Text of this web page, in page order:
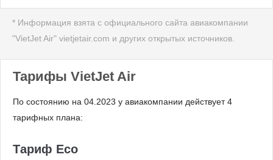
* Информация взята с официального сайта авиакомпании
"VietJet Air" vietjetair.com и других открытых источников.
Тарифы VietJet Air
По состоянию на 04.2023 у авиакомпании действует 4
тарифных плана:
Тариф Eco